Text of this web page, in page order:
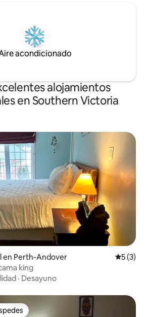
acondicionado
alojamientos
en Southern Victoria
en Perth-Andover
5 (3)
king
· Desayuno